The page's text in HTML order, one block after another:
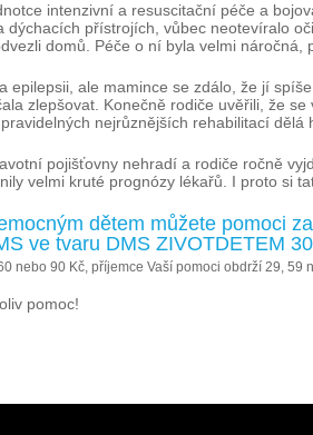
intenzivní a resuscitační péče a
dýchacích přístrojích, vůbec neotevíralo
domů. Péče o ní byla velmi
epilepsii, ale mamince se zdálo, že jí
zlepšovat. Konečně rodiče uvěřili, že
nejrůznějších rehabilitací dělá
pojišťovny nehradí a rodiče ročně
velmi kruté prognózy lékařů. I proto si
dětem můžete pomoci
ve tvaru DMS ZIVOTDETEM
nebo 90 Kč, příjemce Vaší pomoci obdrží 29, 59
pomoc!